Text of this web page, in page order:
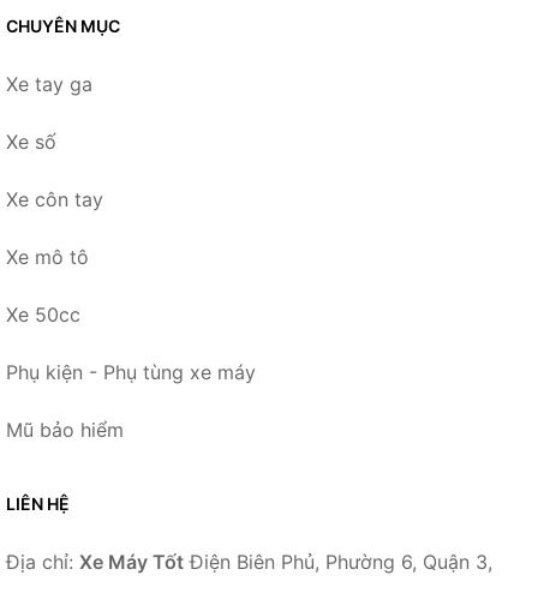
CHUYÊN MỤC
Xe tay ga
Xe số
Xe côn tay
Xe mô tô
Xe 50cc
Phụ kiện - Phụ tùng xe máy
Mũ bảo hiểm
LIÊN HỆ
Địa chỉ: Xe Máy Tốt Điện Biên Phủ, Phường 6, Quận 3,